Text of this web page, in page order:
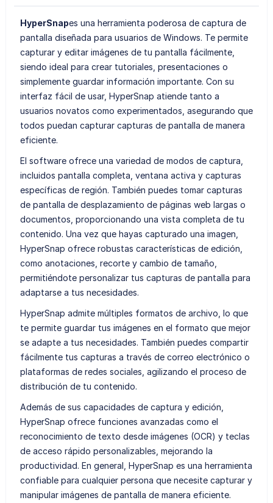
HyperSnapes una herramienta poderosa de captura de
pantalla diseñada para usuarios de Windows. Te permite
capturar y editar imágenes de tu pantalla fácilmente,
siendo ideal para crear tutoriales, presentaciones o
simplemente guardar información importante. Con su
interfaz fácil de usar, HyperSnap atiende tanto a
usuarios novatos como experimentados, asegurando que
todos puedan capturar capturas de pantalla de manera
eficiente.
El software ofrece una variedad de modos de captura,
incluidos pantalla completa, ventana activa y capturas
específicas de región. También puedes tomar capturas
de pantalla de desplazamiento de páginas web largas o
documentos, proporcionando una vista completa de tu
contenido. Una vez que hayas capturado una imagen,
HyperSnap ofrece robustas características de edición,
como anotaciones, recorte y cambio de tamaño,
permitiéndote personalizar tus capturas de pantalla para
adaptarse a tus necesidades.
HyperSnap admite múltiples formatos de archivo, lo que
te permite guardar tus imágenes en el formato que mejor
se adapte a tus necesidades. También puedes compartir
fácilmente tus capturas a través de correo electrónico o
plataformas de redes sociales, agilizando el proceso de
distribución de tu contenido.
Además de sus capacidades de captura y edición,
HyperSnap ofrece funciones avanzadas como el
reconocimiento de texto desde imágenes (OCR) y teclas
de acceso rápido personalizables, mejorando la
productividad. En general, HyperSnap es una herramienta
confiable para cualquier persona que necesite capturar y
manipular imágenes de pantalla de manera eficiente.